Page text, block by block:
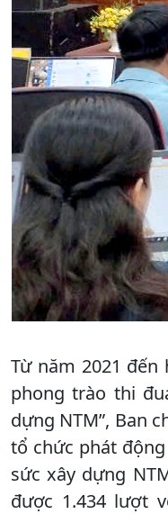
Từ năm 2021 đến
phong trào thi
dựng NTM”, Ban
tổ chức phát
sức xây dựng
được 1.434 lượt